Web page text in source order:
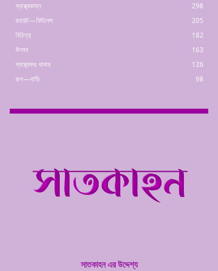
স্বাস্থ্যকাহন
298
ডায়েট—ফিটনেস
205
বিচিত্র
182
উৎসব
163
স্বাস্থ্যকর খাবার
126
রূপ—বাড়ি
98
সাতকাহন এর উদ্দেশ্য